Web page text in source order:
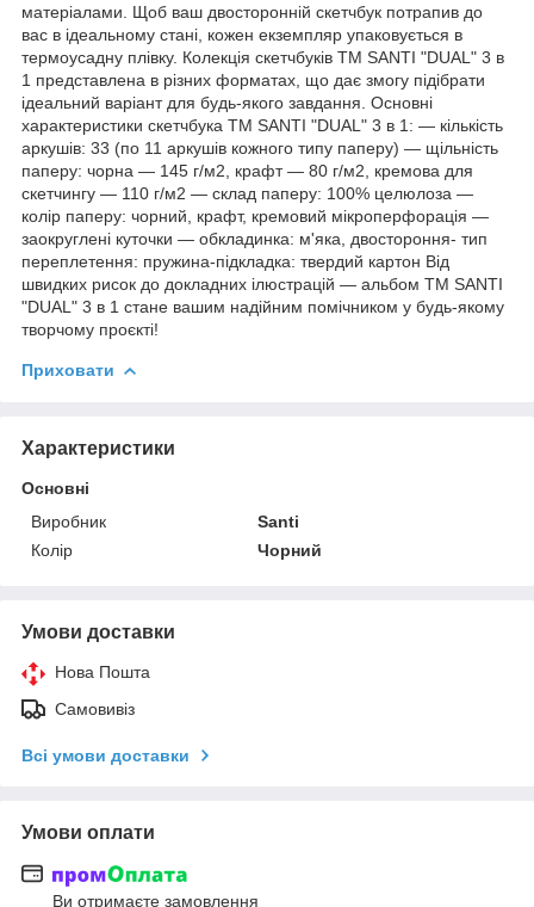
матеріалами. Щоб ваш двосторонній скетчбук потрапив до
вас в ідеальному стані, кожен екземпляр упаковується в
термоусадну плівку. Колекція скетчбуків ТМ SANTI "DUAL" 3 в
1 представлена в різних форматах, що дає змогу підібрати
ідеальний варіант для будь-якого завдання. Основні
характеристики скетчбука ТМ SANTI "DUAL" 3 в 1: — кількість
аркушів: 33 (по 11 аркушів кожного типу паперу) — щільність
паперу: чорна — 145 г/м2, крафт — 80 г/м2, кремова для
скетчингу — 110 г/м2 — склад паперу: 100% целюлоза —
колір паперу: чорний, крафт, кремовий мікроперфорація —
заокруглені куточки — обкладинка: м'яка, двостороння- тип
переплетення: пружина-підкладка: твердий картон Від
швидких рисок до докладних ілюстрацій — альбом ТМ SANTI
"DUAL" 3 в 1 стане вашим надійним помічником у будь-якому
творчому проєкті!
Приховати
Характеристики
Основні
Виробник
Santi
Колір
Чорний
Умови доставки
Нова Пошта
Самовивіз
Всі умови доставки
Умови оплати
Ви отримаєте замовлення